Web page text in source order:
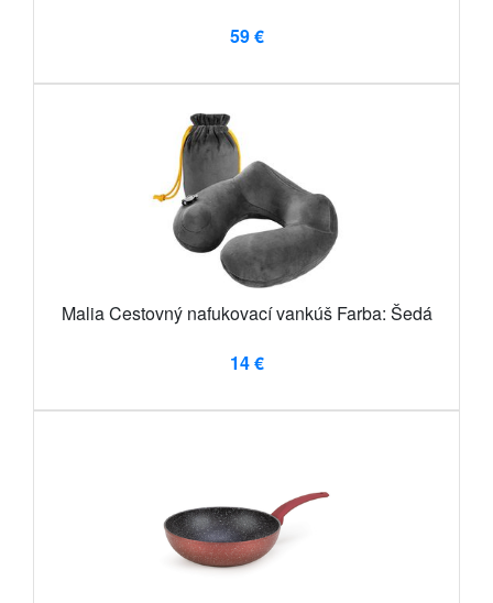
59 €
Malia Cestovný nafukovací vankúš Farba: Šedá
14 €